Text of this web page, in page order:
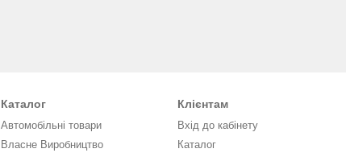
Каталог
Автомобільні товари
Власне Виробництво
Клієнтам
Вхід до кабінету
Каталог